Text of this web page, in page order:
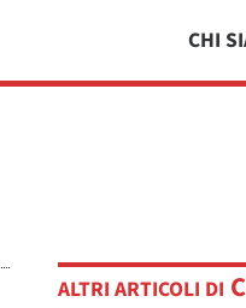
CHI
ALTRI ARTICOLI DI